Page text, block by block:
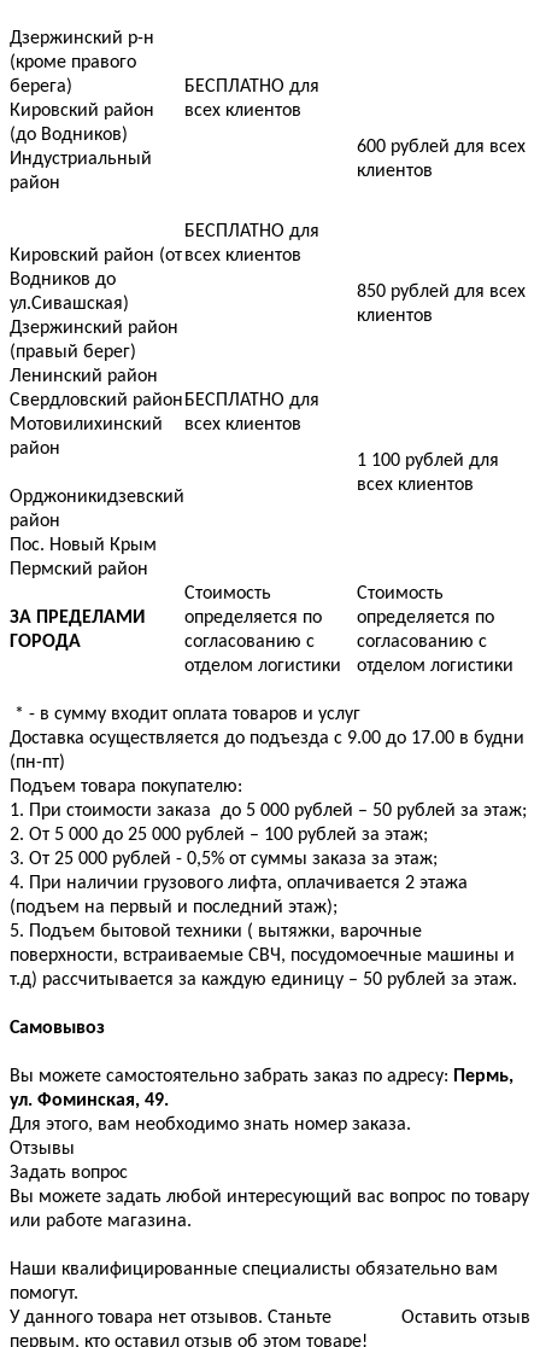
Дзержинский р-н
(кроме правого
берега)
Кировский район
(до Водников)
Индустриальный
район
Кировский район (от
Водников до
ул.Сивашская)
Дзержинский район
(правый берег)
Ленинский район
Свердловский район
Мотовилихинский
район
Орджоникидзевский
район
Пос. Новый Крым
Пермский район
БЕСПЛАТНО для
всех клиентов
БЕСПЛАТНО для
всех клиентов
БЕСПЛАТНО для
всех клиентов
600 рублей для всех
клиентов
850 рублей для всех
клиентов
1 100 рублей для
всех клиентов
ЗА ПРЕДЕЛАМИ
ГОРОДА
Стоимость
определяется по
согласованию с
отделом логистики
Стоимость
определяется по
согласованию с
отделом логистики
* - в сумму входит оплата товаров и услуг
Доставка осуществляется до подъезда с 9.00 до 17.00 в будни
(пн-пт)
Подъем товара покупателю:
1. При стоимости заказа до 5 000 рублей – 50 рублей за этаж;
2. От 5 000 до 25 000 рублей – 100 рублей за этаж;
3. От 25 000 рублей - 0,5% от суммы заказа за этаж;
4. При наличии грузового лифта, оплачивается 2 этажа
(подъем на первый и последний этаж);
5. Подъем бытовой техники ( вытяжки, варочные
поверхности, встраиваемые СВЧ, посудомоечные машины и
т.д) рассчитывается за каждую единицу – 50 рублей за этаж.
Самовывоз
Вы можете самостоятельно забрать заказ по адресу: Пермь,
ул. Фоминская, 49.
Для этого, вам необходимо знать номер заказа.
Отзывы
Задать вопрос
Вы можете задать любой интересующий вас вопрос по товару
или работе магазина.
Наши квалифицированные специалисты обязательно вам
помогут.
Оставить отзыв
У данного товара нет отзывов. Станьте
первым, кто оставил отзыв об этом товаре!